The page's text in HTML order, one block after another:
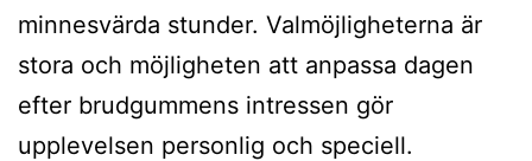
minnesvärda stunder. Valmöjligheterna är
stora och möjligheten att anpassa dagen
efter brudgummens intressen gör
upplevelsen personlig och speciell.